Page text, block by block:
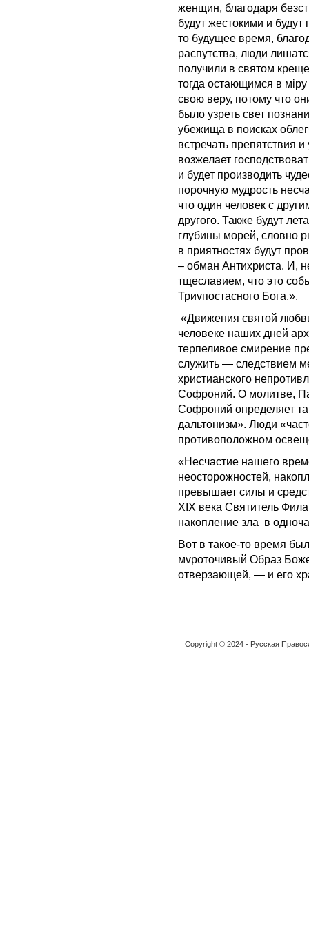
женщин, благодаря
будут жестокими и
то будущее время,
распутства, люди
получили в святом
тогда остающимся в
свою веру, потому что
было узреть свет
убежища в поисках
встречать препятствия
возжелает
и будет производить
порочную мудрость
что один человек с
другого. Также будут
глубины морей, словно
в приятностях будут
– обман Антихриста. И,
тщеславием, что это
Триvпостасного Бога.».
«Движения святой
человеке наших дней
терпеливое смирение
служить — следствием
христианского
Софроний. О молитве,
Софроний определяет
дальтонизм». Люди
противоположном
«Несчастие нашего
неосторожностей,
превышает силы и
XIX века Святитель
накопление зла в
Вот в такое-то время
мvроточивый Образ
отверзающей, — и его
Copyright © 2024 - Русская